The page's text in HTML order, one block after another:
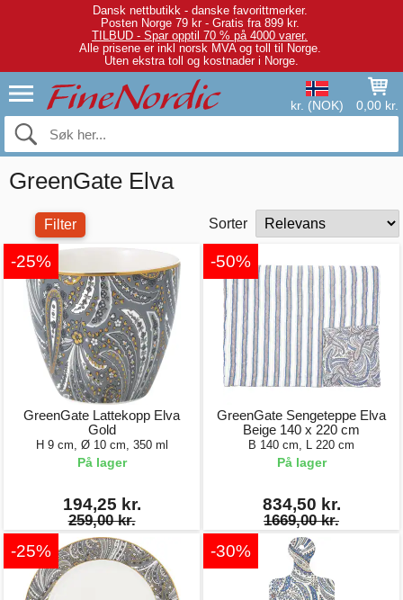
Dansk nettbutikk - danske favorittmerker.
Posten Norge 79 kr - Gratis fra 899 kr.
TILBUD - Spar opptil 70 % på 4000 varer.
Alle prisene er inkl norsk MVA og toll til Norge.
Uten ekstra toll og kostnader i Norge.
kr. (NOK) 0,00 kr.
GreenGate Elva
Filter Sorter
-25%
GreenGate Lattekopp Elva
Gold
H 9 cm, Ø 10 cm, 350 ml
På lager
194,25 kr.
259,00 kr.
-50%
GreenGate Sengeteppe Elva
Beige 140 x 220 cm
B 140 cm, L 220 cm
På lager
834,50 kr.
1669,00 kr.
-25% -30%